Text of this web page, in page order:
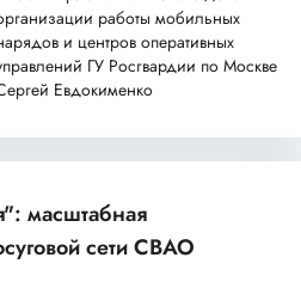
работы мобильных
и центров оперативных
ГУ Росгвардии по Москве
Евдокименко
масштабная
сети СВАО